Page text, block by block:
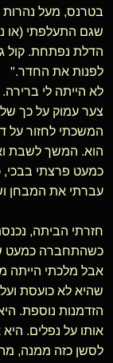
בטרנס, מעל נהרות
שגם התעלפתי (או
הדלת נפתחת. קול
לפנות את החדר."
לא הייתה לי
צער עמוק על כך
המשכתי לחזור
הוא. המשך לשבת
כמעט פרצתי בבכי,
עברתי את המבחן
חזרתי הביתה,
כשהתחברה כמעט
אבל מלכתי הייתה
שהיא לא כועסת
הזדמנות נוספת.
אותו על נפלים.
לסשן כזה ממנה,